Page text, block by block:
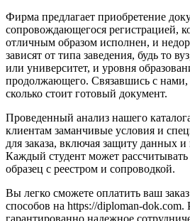
Фирма предлагает приобретение
сопровождающегося регистрацией,
отличным образом исполнен, и
зависят от типа заведения, будь то
или университет, и уровня
продолжающего. Связавшись с нами,
сколько стоит готовый документ.
Проведенный анализ нашего
клиентам заманчивые условия и
для заказа, включая защиту данных и
Каждый студент может
образец с реестром и сопроводкой.
Вы легко сможете оплатить ваш
способов на https://diploman-dok.com.